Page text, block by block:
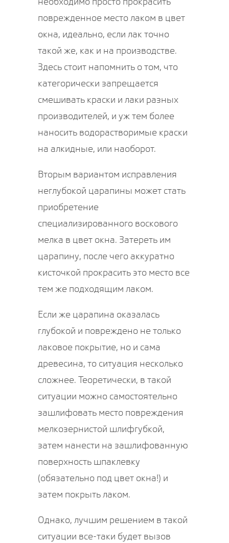
поврежденное место лаком в цвет
окна, идеально, если лак точно
такой же, как и на производстве.
Здесь стоит напомнить о том, что
категорически запрещается
смешивать краски и лаки разных
производителей, и уж тем более
наносить водорастворимые краски
на алкидные, или наоборот.
Вторым вариантом исправления
неглубокой царапины может стать
приобретение
специализированного воскового
мелка в цвет окна. Затереть им
царапину, после чего аккуратно
кисточкой прокрасить это место все
тем же подходящим лаком.
Если же царапина оказалась
глубокой и повреждено не только
лаковое покрытие, но и сама
древесина, то ситуация несколько
сложнее. Теоретически, в такой
ситуации можно самостоятельно
зашлифовать место повреждения
мелкозернистой шлифгубкой,
затем нанести на зашлифованную
поверхность шпаклевку
(обязательно под цвет окна!) и
затем покрыть лаком.
Однако, лучшим решением в такой
ситуации все-таки будет вызов